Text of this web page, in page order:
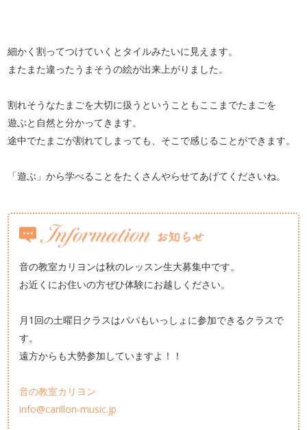
細かく割ってつけていくとタイルみたいに見えます。
またまた違ったうまそうの絵が出来上がりました。
割れそうなたまごを大切に扱うということもここまでたまごを
遊ぶと自然と分かってきます。
途中でたまごが割れてしまっても、そこで感じることができます。
「遊ぶ」から学べることをたくさんやらせてあげてくださいね。
音の教室カリヨンは秋のレッスン生大募集中です。
お近くにお住いの方ぜひ体験にお越しください。
月1回の土曜日クラスはパパもいっしょに参加できるクラスで
す。
遠方からも大勢参加していますよ！！
音の教室カリヨン
info@carillon-music.jp